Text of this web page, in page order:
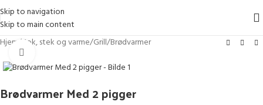
Skip to navigation
Skip to main content
Hjem / Kok, stek og varme/Grill/Brødvarmer
Brødvarmer Med 2 pigger